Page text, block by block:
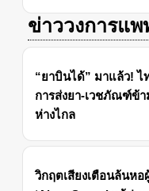
ข่าววงการแพ
“ยาบินได้” มาแล้ว! ไ
การส่งยา-เวชภัณฑ์ข้า
ห่างไกล
วิกฤตเสียงเตือนล้นห